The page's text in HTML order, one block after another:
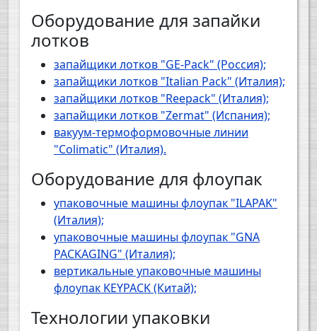
Оборудование для запайки
лотков
запайщики лотков "GE-Pack" (Россия);
запайщики лотков "Italian Pack" (Италия);
запайщики лотков "Reepack" (Италия);
запайщики лотков "Zermat" (Испания);
вакуум-термоформовочные линии
"Colimatic" (Италия).
Оборудование для флоупак
упаковочные машины флоупак "ILAPAK"
(Италия);
упаковочные машины флоупак "GNA
PACKAGING" (Италия);
вертикальные упаковочные машины
флоупак KEYPACK (Китай);
Технологии упаковки